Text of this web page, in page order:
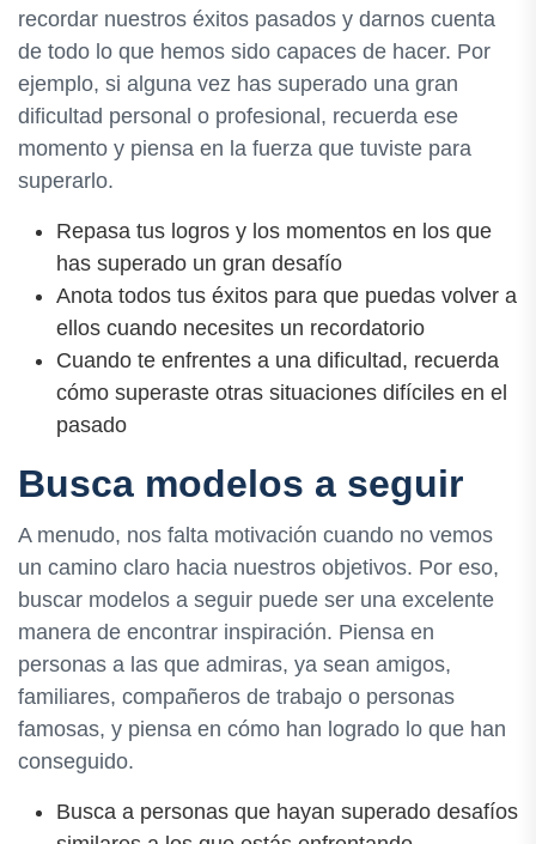
recordar nuestros éxitos pasados y darnos cuenta
de todo lo que hemos sido capaces de hacer. Por
ejemplo, si alguna vez has superado una gran
dificultad personal o profesional, recuerda ese
momento y piensa en la fuerza que tuviste para
superarlo.
Repasa tus logros y los momentos en los que
has superado un gran desafío
Anota todos tus éxitos para que puedas volver a
ellos cuando necesites un recordatorio
Cuando te enfrentes a una dificultad, recuerda
cómo superaste otras situaciones difíciles en el
pasado
Busca modelos a seguir
A menudo, nos falta motivación cuando no vemos
un camino claro hacia nuestros objetivos. Por eso,
buscar modelos a seguir puede ser una excelente
manera de encontrar inspiración. Piensa en
personas a las que admiras, ya sean amigos,
familiares, compañeros de trabajo o personas
famosas, y piensa en cómo han logrado lo que han
conseguido.
Busca a personas que hayan superado desafíos